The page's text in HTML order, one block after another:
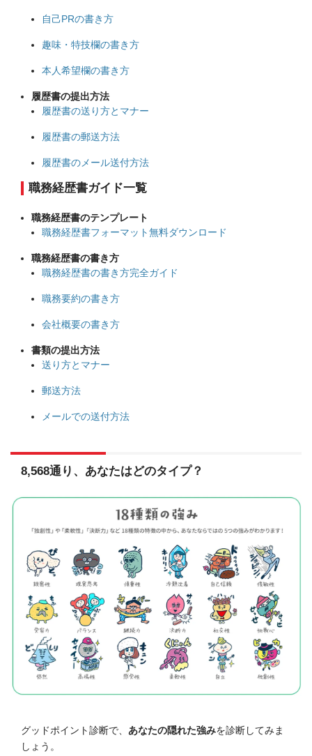
自己PRの書き方
趣味・特技欄の書き方
本人希望欄の書き方
履歴書の提出方法
履歴書の送り方とマナー
履歴書の郵送方法
履歴書のメール送付方法
職務経歴書ガイド一覧
職務経歴書のテンプレート
職務経歴書フォーマット無料ダウンロード
職務経歴書の書き方
職務経歴書の書き方完全ガイド
職務要約の書き方
会社概要の書き方
書類の提出方法
送り方とマナー
郵送方法
メールでの送付方法
8,568通り、あなたはどのタイプ？
グッドポイント診断で、 あなたの隠れた強みを診断してみま
しょう。